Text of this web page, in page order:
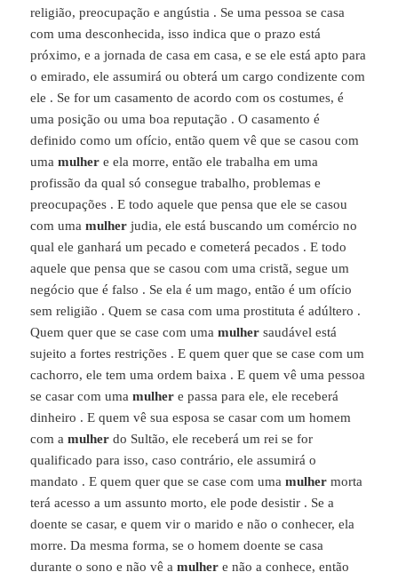
religião, preocupação e angústia . Se uma pessoa se casa
com uma desconhecida, isso indica que o prazo está
próximo, e a jornada de casa em casa, e se ele está apto para
o emirado, ele assumirá ou obterá um cargo condizente com
ele . Se for um casamento de acordo com os costumes, é
uma posição ou uma boa reputação . O casamento é
definido como um ofício, então quem vê que se casou com
umamulher e ela morre, então ele trabalha em uma
profissão da qual só consegue trabalho, problemas e
preocupações . E todo aquele que pensa que ele se casou
com umamulher judia, ele está buscando um comércio no
qual ele ganhará um pecado e cometerá pecados . E todo
aquele que pensa que se casou com uma cristã, segue um
negócio que é falso . Se ela é um mago, então é um ofício
sem religião . Quem se casa com uma prostituta é adúltero .
Quem quer que se case com umamulher saudável está
sujeito a fortes restrições . E quem quer que se case com um
cachorro, ele tem uma ordem baixa . E quem vê uma pessoa
se casar com umamulher e passa para ele, ele receberá
dinheiro . E quem vê sua esposa se casar com um homem
com amulher do Sultão, ele receberá um rei se for
qualificado para isso, caso contrário, ele assumirá o
mandato . E quem quer que se case com umamulher morta
terá acesso a um assunto morto, ele pode desistir . Se a
doente se casar, e quem vir o marido e não o conhecer, ela
morre. Da mesma forma, se o homem doente se casa
durante o sono e não vê amulher e não a conhece, então